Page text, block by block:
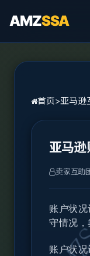
AMZSSA
首页>亚马逊
亚马逊
卖家互助
账户状
守情况
账户状